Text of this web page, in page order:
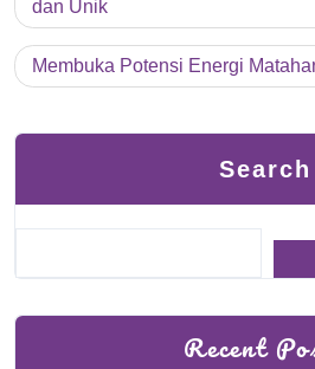
dan Unik
Membuka Potensi Energi
Search
Recent